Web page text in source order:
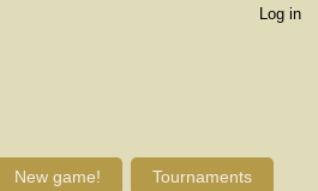
Log in
New game! Tournaments